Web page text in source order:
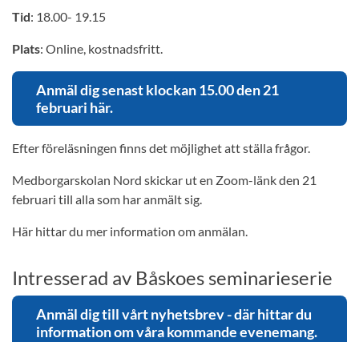
Tid: 18.00- 19.15
Plats: Online, kostnadsfritt.
Anmäl dig senast klockan 15.00 den 21
februari här.
Efter föreläsningen finns det möjlighet att ställa frågor.
Medborgarskolan Nord skickar ut en Zoom-länk den 21
februari till alla som har anmält sig.
Här hittar du mer information om anmälan.
Intresserad av Båskoes seminarieserie
Anmäl dig till vårt nyhetsbrev - där hittar du
information om våra kommande evenemang.